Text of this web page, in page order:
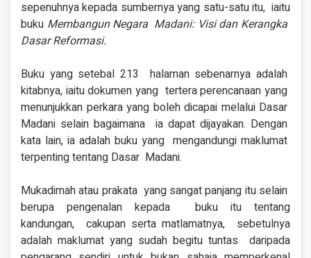
sepenuhnya kepada sumbernya yang satu-satu itu, iaitu
buku Membangun Negara Madani: Visi dan Kerangka
Dasar Reformasi.
Buku yang setebal 213 halaman sebenarnya adalah
kitabnya, iaitu dokumen yang tertera perencanaan yang
menunjukkan perkara yang boleh dicapai melalui Dasar
Madani selain bagaimana ia dapat dijayakan. Dengan
kata lain, ia adalah buku yang mengandungi maklumat
terpenting tentang Dasar Madani.
Mukadimah atau prakata yang sangat panjang itu selain
berupa pengenalan kepada buku itu tentang
kandungan, cakupan serta matlamatnya, sebetulnya
adalah maklumat yang sudah begitu tuntas daripada